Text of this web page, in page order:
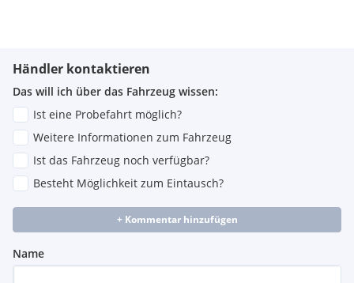
Händler kontaktieren
Das will ich über das Fahrzeug wissen:
Ist eine Probefahrt möglich?
Weitere Informationen zum Fahrzeug
Ist das Fahrzeug noch verfügbar?
Besteht Möglichkeit zum Eintausch?
+ Kommentar hinzufügen
Name